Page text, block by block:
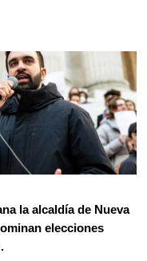
la alcaldía de Nueva
elecciones